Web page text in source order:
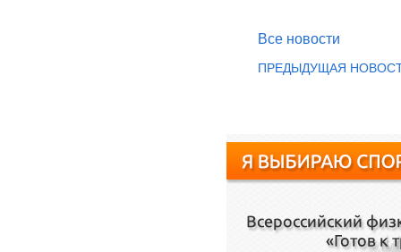
Все новости
ПРЕДЫДУЩАЯ